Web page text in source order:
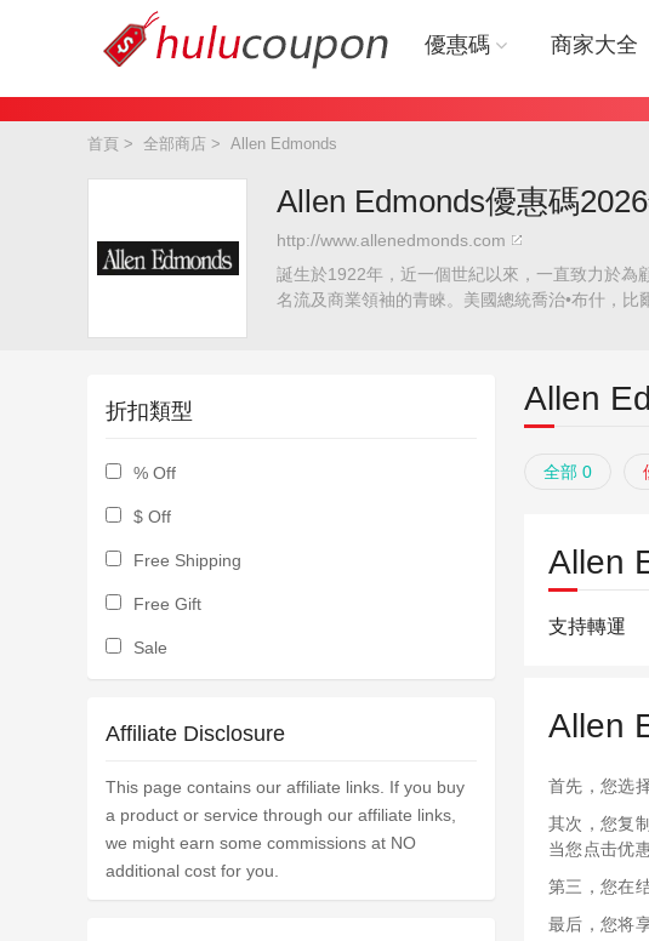
優惠碼 商家大全
首頁 > 全部商店 > Allen Edmonds
Allen Edmonds優惠碼
http://www.allenedmonds.com
誕生於1922年，近一個世紀以來，一直致力於為
名流及商業領袖的青睞。美國總統喬治•布什，比
Allen
全部 0
Allen
支持轉運
Allen
首先，您选
其次，您复
当您点击优
第三，您在
最后，您将
折扣類型
% Off
$ Off
Free Shipping
Free Gift
Sale
Affiliate Disclosure
This page contains our affiliate links. If you buy
a product or service through our affiliate links,
we might earn some commissions at NO
additional cost for you.